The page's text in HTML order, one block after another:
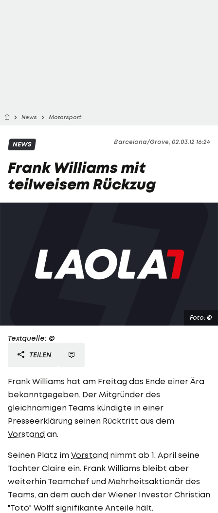
News Motorsport
Barcelona/Grove, 02.03.12 16:24
NEWS
Frank Williams mit
teilweisem Rückzug
Foto: ©
Textquelle: ©
TEILEN
Frank Williams hat am Freitag das Ende einer Ära
bekanntgegeben. Der Mitgründer des
gleichnamigen Teams kündigte in einer
Presseerklärung seinen Rücktritt aus dem
Vorstand an.
Seinen Platz im Vorstand nimmt ab 1. April seine
Tochter Claire ein. Frank Williams bleibt aber
weiterhin Teamchef und Mehrheitsaktionär des
Teams, an dem auch der Wiener Investor Christian
"Toto" Wolff signifikante Anteile hält.